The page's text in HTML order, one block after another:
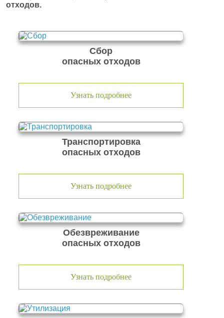
отходов.
Сбор
опасных отходов
Узнать подробнее
Транспортировка
опасных отходов
Узнать подробнее
Обезвреживание
опасных отходов
Узнать подробнее